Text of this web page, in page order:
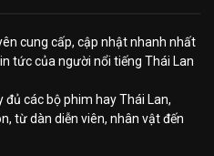
cung cấp, cập nhật nhanh nhất
tức của người nổi tiếng Thái Lan
các bộ phim hay Thái Lan,
từ dàn diễn viên, nhân vật đến